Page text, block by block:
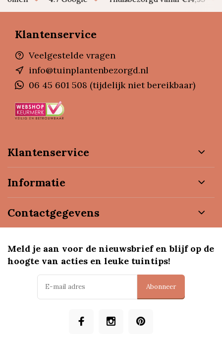
Klantenservice
Veelgestelde vragen
info@tuinplantenbezorgd.nl
06 45 601 508 (tijdelijk niet bereikbaar)
Klantenservice
Informatie
Contactgegevens
Meld je aan voor de nieuwsbrief en blijf op de
hoogte van acties en leuke tuintips!
Abonneer